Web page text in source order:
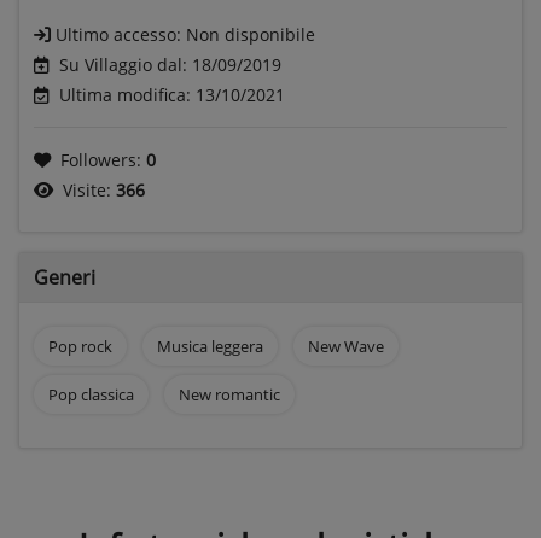
Ultimo accesso: Non disponibile
Su Villaggio dal: 18/09/2019
Ultima modifica: 13/10/2021
Followers: 0
Visite: 366
Generi
Pop rock Musica leggera New Wave
Pop classica New romantic